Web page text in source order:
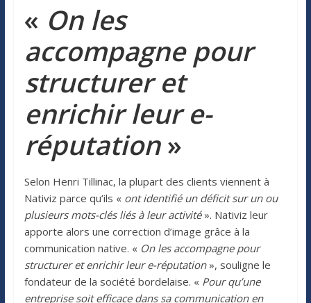
« On les
accompagne pour
structurer et
enrichir leur e-
réputation»
Selon Henri Tillinac, la plupart des clients viennent à
Nativiz parce qu’ils « ont identifié un déficit sur un ou
plusieurs mots-clés liés à leur activité». Nativiz leur
apporte alors une correction d’image grâce à la
communication native. « On les accompagne pour
structurer et enrichir leur e-réputation», souligne le
fondateur de la société bordelaise. « Pour qu’une
entreprise soit efficace dans sa communication en